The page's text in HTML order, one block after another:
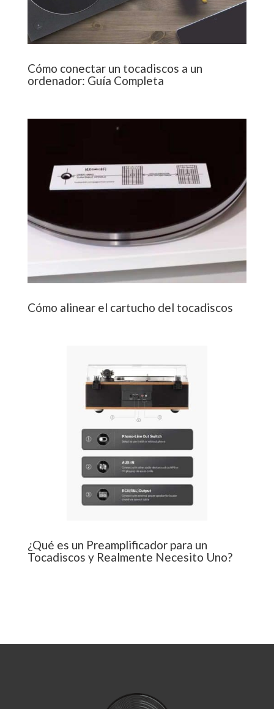
Cómo alinear el cartucho del tocadiscos
¿Qué es un Preamplificador para un
Tocadiscos y Realmente Necesito Uno?